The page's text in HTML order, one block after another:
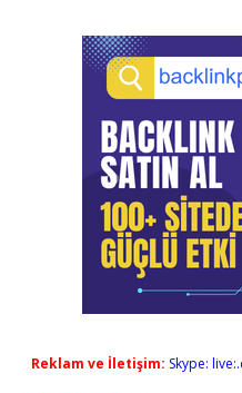
Reklam ve İletişim: Skype: